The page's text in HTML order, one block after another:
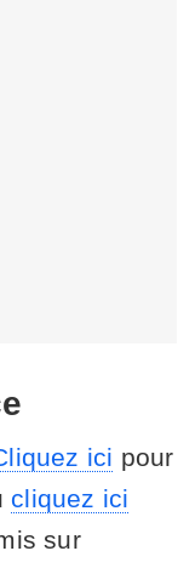
ici pour
cliquez ici
sur